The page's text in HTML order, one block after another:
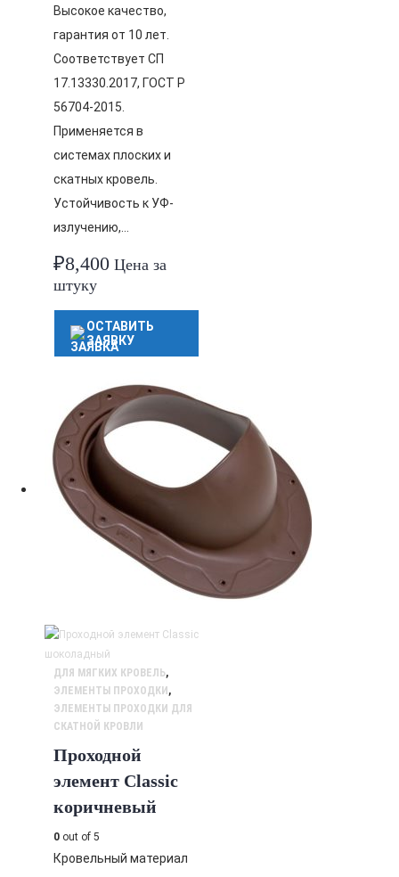
Высокое качество,
гарантия от 10 лет.
Соответствует СП
17.13330.2017, ГОСТ Р
56704-2015.
Применяется в
системах плоских и
скатных кровель.
Устойчивость к УФ-
излучению,…
₽8,400 Цена за
штуку
ОСТАВИТЬ
ЗАЯВКУ
ДЛЯ МЯГКИХ КРОВЕЛЬ,
ЭЛЕМЕНТЫ ПРОХОДКИ ,
ЭЛЕМЕНТЫ ПРОХОДКИ ДЛЯ
СКАТНОЙ КРОВЛИ
Проходной
элемент Classic
коричневый
0 out of 5
Кровельный материал